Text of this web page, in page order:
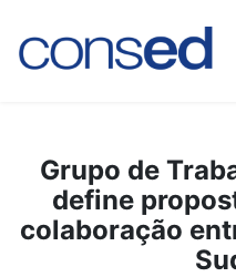
Grupo de
define
colaboração